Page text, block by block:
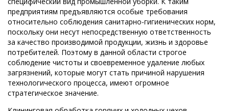
предприятиям предъявляются особые требования
относительно соблюдения санитарно-гигиенических норм,
поскольку они несут непосредственную ответственность
за качество производимой продукции, жизнь и здоровье
потребителей. Поэтому в данной области строгое
соблюдение чистоты и своевременное удаление любых
загрязнений, которые могут стать причиной нарушения
технологического процесса, имеют огромное
стратегическое значение.